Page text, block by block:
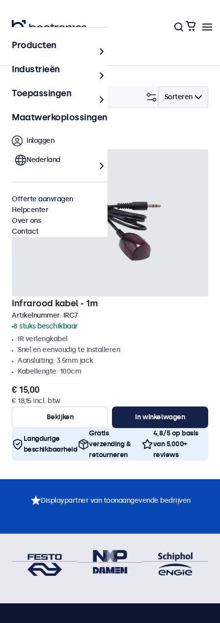
Accessoires
Sorteren
Filter (1)
Infrarood kabel - 1m
Artikelnummer: IRC7
8 stuks beschikbaar
IR verlengkabel
Snel en eenvoudig te installeren
Aansluiting: 3.5mm jack
Kabellengte: 100cm
€ 15,00
€ 18,15 incl. btw
Bekijken
In winkelwagen
Langdurige
beschikbaarheid
Gratis
verzending &
retourneren
4,8/5 op basis
van 5.000+
reviews
Producten
Industrieën
Toepassingen
Maatwerkoplossingen
Inloggen
Nederland
Offerte aanvragen
Helpcenter
Over ons
Contact
Displaypartner van toonaangevende bedrijven